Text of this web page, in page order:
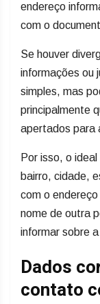
endereço
com o
Se houver
informações ou
simples, mas
principalmente
apertados para
Por isso, o
bairro, cidade,
com o
nome de outra
informar sobre
Dados
contato